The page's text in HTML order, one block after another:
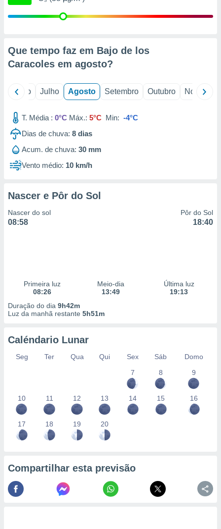
estudos
de
1199
Que tempo faz em Bajo de los
Caracoles em agosto?
Junho Julho Agosto Setembro Outubro Novembro
T. Média : 0°C Máx.: 5°C Min: -4°C
Dias de chuva: 8 dias
Acum. de chuva: 30 mm
Vento médio: 10 km/h
Nascer e Pôr do Sol
Nascer do sol
08:58
Pôr do Sol
18:40
Primeira luz
08:26
Meio-dia
13:49
Última luz
19:13
Duração do dia 9h42m
Luz da manhã restante 5h51m
Caléndario Lunar
Seg Ter Qua Qui Sex Sáb
Domo
7
8 9
10 11 12 13 14 15 16
17 18 19 20
Compartilhar esta previsão